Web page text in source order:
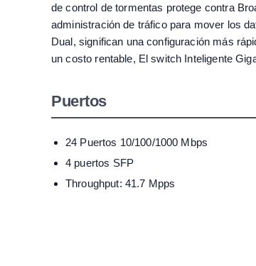
de control de tormentas protege contra
administración de tráfico para mover los
Dual, significan una configuración más
un costo rentable, El switch Inteligente
Puertos
24 Puertos 10/100/1000 Mbps
4 puertos SFP
Throughput: 41.7 Mpps